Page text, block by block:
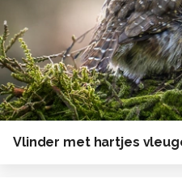
Vlinder met hartjes